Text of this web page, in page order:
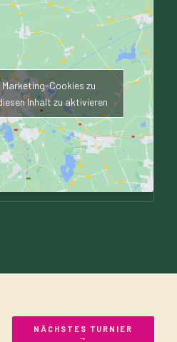
Marketing-Cookies zu
Inhalt zu aktivieren
NÄCHSTES TURNIER
→